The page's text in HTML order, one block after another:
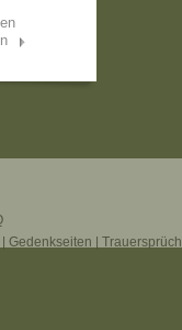
Gedenkseiten